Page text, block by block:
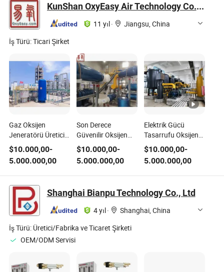
KunShan OxyEasy Air Technology Co.,Ltd.
11 yıl·
Jiangsu, China
İş Türü:Ticari Şirket
Gaz Oksijen
Jeneratörü Üreticisi
Skid Montajlı Vpsa
Oksijen Üretim
Ekipmanı
Özelleştirilmiş
$10.000,00-
5.000.000,00
Son Derece
Güvenilir Oksijen
Gazı Üretim
Jeneratörü Vpsa
Oksijen Üretim
Ekipmanı
$10.000,00-
5.000.000,00
Elektrik Gücü
Tasarrufu Oksijen
Jeneratörü
Ekonomik Fiyat
Vpsa O2 Gaz
Üretim Ekipmanı
$10.000,00-
5.000.000,00
Shanghai Bianpu Technology Co., Ltd
4 yıl·
Shanghai, China
İş Türü: Üretici/Fabrika ve Ticaret Şirketi
OEM/ODM Servisi